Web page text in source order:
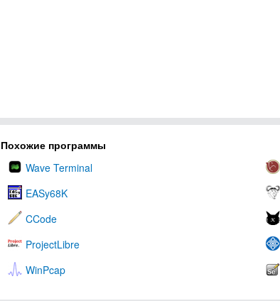
Похожие программы
Wave Terminal
EASy68K
CCode
ProjectLibre
WinPcap